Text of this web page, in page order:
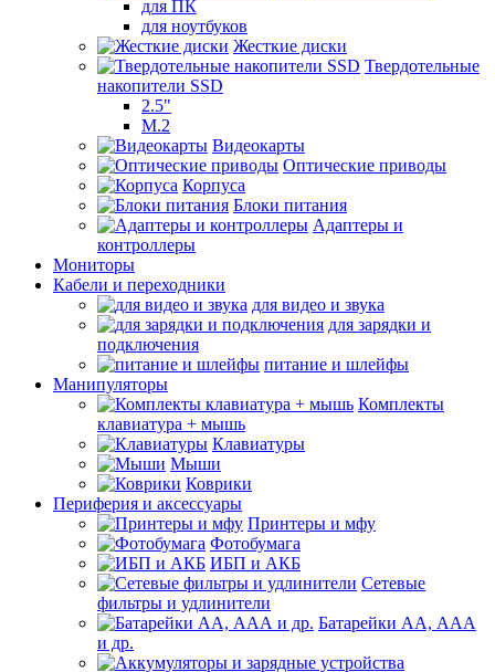
для ПК
для ноутбуков
Жесткие диски
Твердотельные
накопители SSD
2.5"
M.2
Видеокарты
Оптические приводы
Корпуса
Блоки питания
Адаптеры и
контроллеры
Мониторы
Кабели и переходники
для видео и звука
для зарядки и
подключения
питание и шлейфы
Манипуляторы
Комплекты
клавиатура + мышь
Клавиатуры
Мыши
Коврики
Периферия и аксессуары
Принтеры и мфу
Фотобумага
ИБП и АКБ
Сетевые
фильтры и удлинители
Батарейки АА, ААА
и др.